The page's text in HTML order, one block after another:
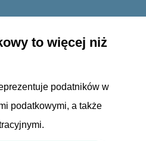
to więcej niż
podatników w
podatkowymi, a także